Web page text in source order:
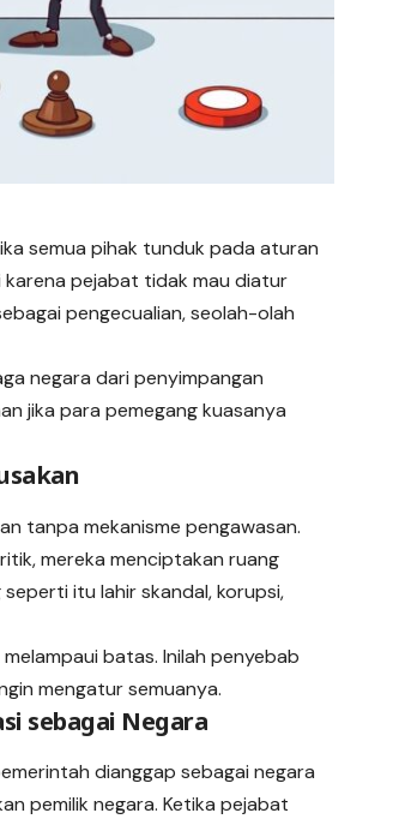
semua pihak tunduk pada aturan
karena pejabat tidak mau diatur
pengecualian, seolah-olah
negara dari penyimpangan
jika para pemegang kuasanya
tanpa mekanisme pengawasan.
mereka menciptakan ruang
itu lahir skandal, korupsi,
batas. Inilah penyebab
mengatur semuanya.
sebagai Negara
dianggap sebagai negara
pemilik negara. Ketika pejabat